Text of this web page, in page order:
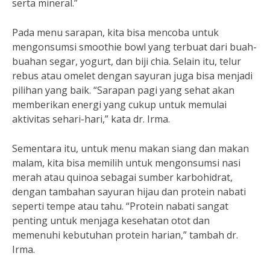
serta mineral.”
Pada menu sarapan, kita bisa mencoba untuk
mengonsumsi smoothie bowl yang terbuat dari buah-
buahan segar, yogurt, dan biji chia. Selain itu, telur
rebus atau omelet dengan sayuran juga bisa menjadi
pilihan yang baik. “Sarapan pagi yang sehat akan
memberikan energi yang cukup untuk memulai
aktivitas sehari-hari,” kata dr. Irma.
Sementara itu, untuk menu makan siang dan makan
malam, kita bisa memilih untuk mengonsumsi nasi
merah atau quinoa sebagai sumber karbohidrat,
dengan tambahan sayuran hijau dan protein nabati
seperti tempe atau tahu. “Protein nabati sangat
penting untuk menjaga kesehatan otot dan
memenuhi kebutuhan protein harian,” tambah dr.
Irma.